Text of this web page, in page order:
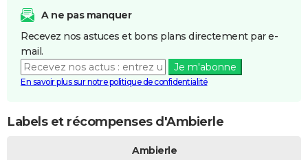
A ne pas manquer
Recevez nos astuces et bons plans directement par e-
mail.
Je m'abonne
En savoir plus sur notre politique de confidentialité
Labels et récompenses d'Ambierle
Ambierle